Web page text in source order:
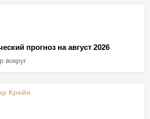
прогноз на август 2026
вокруг
Крейн